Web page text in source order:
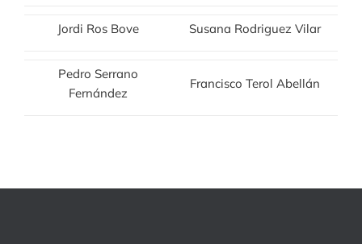
Jordi Ros Bove Susana Rodriguez Vilar
Pedro Serrano
Fernández
Francisco Terol Abellán